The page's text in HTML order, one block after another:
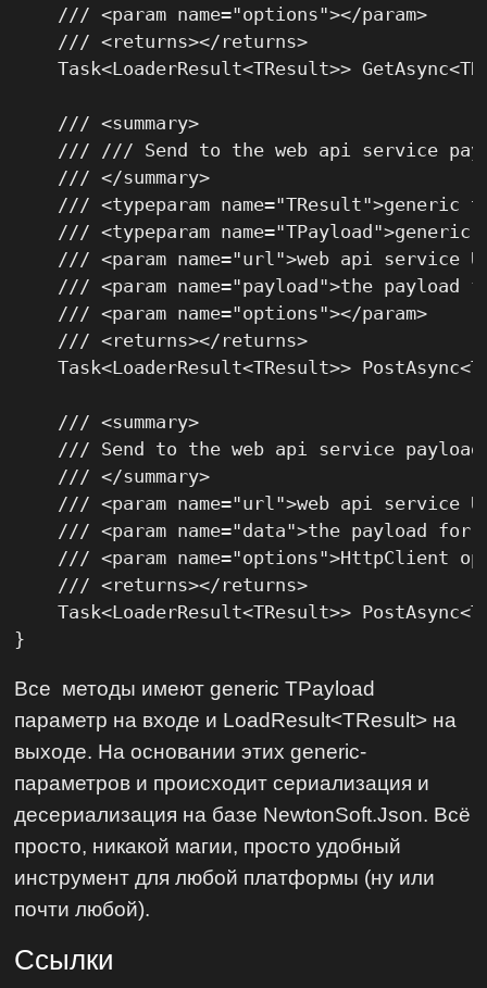
    /// <param name="options"></param>
    /// <returns></returns>
Task<LoaderResult<TResult>>
    /// <summary>
/// /// Send to the web api service
    /// </summary>
/// <typeparam name="TResult">generic
/// <typeparam name="TPayload">generic
/// <param name="url">web api service
/// <param name="payload">the payload
    /// <param name="options"></param>
    /// <returns></returns>
Task<LoaderResult<TResult>>
    /// <summary>
/// Send to the web api service payload
    /// </summary>
/// <param name="url">web api service
/// <param name="data">the payload for
/// <param name="options">HttpClient
    /// <returns></returns>
Task<LoaderResult<TResult>>
}
Все методы имеют generic TPayload
параметр на входе и LoadResult<TResult> на
выходе. На основании этих generic-
параметров и происходит сериализация и
десериализация на базе NewtonSoft.Json. Всё
просто, никакой магии, просто удобный
инструмент для любой платформы (ну или
почти любой).
Ссылки